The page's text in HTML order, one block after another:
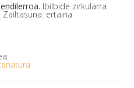
Ibilbide zirkularra
ertaina